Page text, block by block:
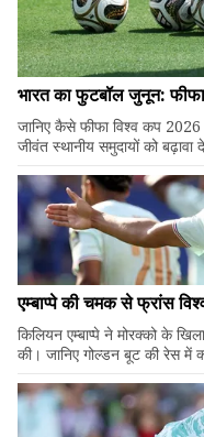
भारत का फुटबॉल जुनून:
जानिए कैसे फीफा विश्व कप
जीवंत स्थानीय समुदायों को बढ़ावा
एम्बाप्पे की चमक से फ्रांस
किलियन एम्बाप्पे ने मोरक्को के
की। जानिए गोल्डन बूट की रेस में